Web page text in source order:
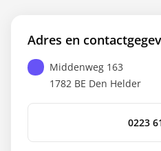
Adres en
Middenweg 163
1782 BE Den Helder
0223